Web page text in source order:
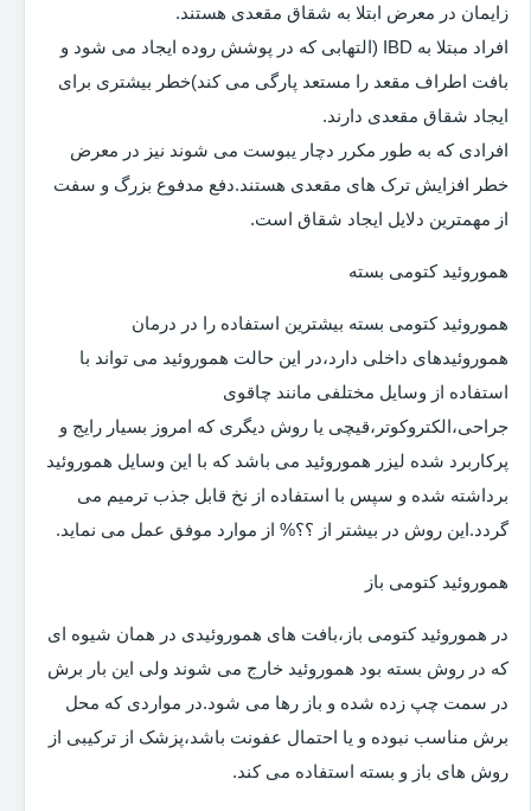
زایمان در معرض ابتلا به شقاق مقعدی هستند.
افراد مبتلا به IBD (التهابی که در پوشش روده ایجاد می شود و
بافت اطراف مقعد را مستعد پارگی می کند)خطر بیشتری برای
ایجاد شقاق مقعدی دارند.
افرادی که به طور مکرر دچار یبوست می شوند نیز در معرض
خطر افزایش ترک های مقعدی هستند.دفع مدفوع بزرگ و سفت
از مهمترین دلایل ایجاد شقاق است.
هموروئید کتومی بسته
هموروئید کتومی بسته بیشترین استفاده را در درمان
هموروئیدهای داخلی دارد،در این حالت هموروئید می تواند با
استفاده از وسایل مختلفی مانند چاقوی
جراحی،الکتروکوتر،قیچی یا روش دیگری که امروز بسیار رایج و
پرکاربرد شده لیزر هموروئید می باشد که با این وسایل هموروئید
برداشته شده و سپس با استفاده از نخ قابل جذب ترمیم می
گردد.این روش در بیشتر از ؟؟% از موارد موفق عمل می نماید.
هموروئید کتومی باز
در هموروئید کتومی باز،بافت های هموروئیدی در همان شیوه ای
که در روش بسته بود هموروئید خارج می شوند ولی این بار برش
در سمت چپ زده شده و باز رها می شود.در مواردی که محل
برش مناسب نبوده و یا احتمال عفونت باشد،پزشک از ترکیبی از
روش های باز و بسته استفاده می کند.